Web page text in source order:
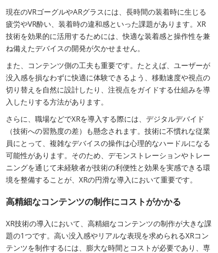
現在のVRゴーグルやARグラスには、長時間の装着時に生じる
疲労やVR酔い、装着時の違和感といった課題があります。XR
技術を効果的に活用するためには、快適な装着感と操作性を兼
ね備えたデバイスの開発が欠かせません。
また、コンテンツ側の工夫も重要です。たとえば、ユーザーが
没入感を損なわずに快適に体験できるよう、移動速度や視点の
切り替えを自然に設計したり、注視点をガイドする仕組みを導
入したりする方法があります。
さらに、職場などでXRを導入する際には、デジタルデバイド
（技術への習熟度の差）も懸念されます。技術に不慣れな従業
員にとって、複雑なデバイスの操作は心理的なハードルになる
可能性があります。そのため、デモンストレーションやトレー
ニングを通じて未経験者が技術の利便性と効果を実感できる環
境を整備することが、XRの円滑な導入において重要です。
高精細なコンテンツの制作にコストがかかる
XR技術の導入において、高精細なコンテンツの制作が大きな課
題の1つです。高い没入感やリアルな表現を求められるXRコン
テンツを制作するには、膨大な時間とコストが必要であり、専